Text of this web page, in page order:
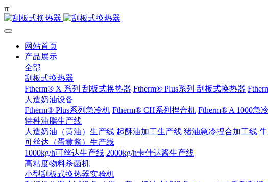
rr
网站首页
产品展示
全部
刮板式换热器
Ftherm® X 系列 刮板式换热器 Ftherm® Plus系列 刮板式换热器
人造奶油设备
Ftherm® Plus系列急冷机 Ftherm® CH系列捏合机 Ftherm® A 1000急
特种油脂生产线
人造奶油（黄油）生产线 起酥油加工生产线 猪油急冷捏合加工线
可丝达（蛋黄酱）生产线
1000kg/h可丝达生产线 2000kg/h卡仕达酱生产线
高粘度物料杀菌机
小型刮板式换热器实验机